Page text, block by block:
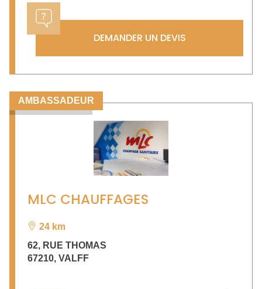
DEMANDER UN DEVIS
AMBASSADEUR
MLC CHAUFFAGES
24 km
62, RUE THOMAS
67210, VALFF